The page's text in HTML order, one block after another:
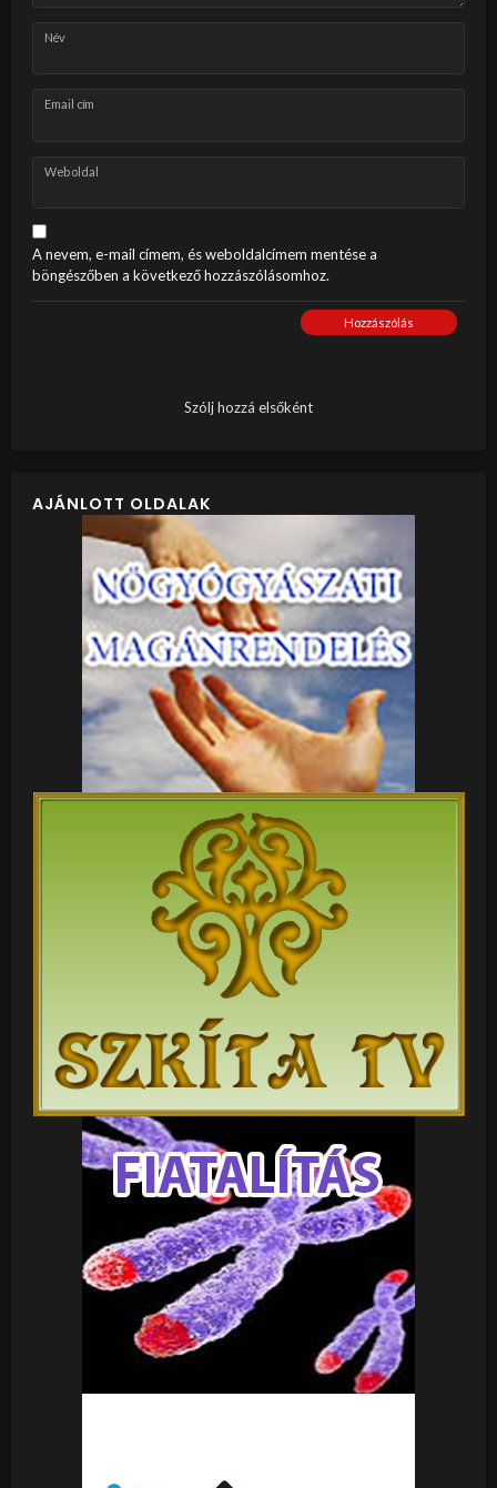
Név
Email cím
Weboldal
A nevem, e-mail címem, és weboldalcímem mentése a
böngészőben a következő hozzászólásomhoz.
Hozzászólás
Szólj hozzá elsőként
AJÁNLOTT OLDALAK